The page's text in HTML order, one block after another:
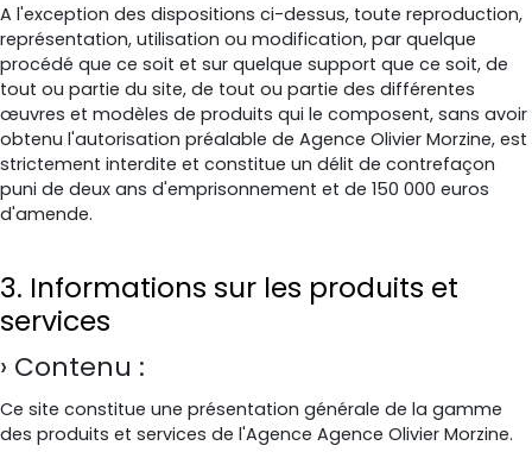
A l'exception des dispositions ci-dessus, toute reproduction,
représentation, utilisation ou modification, par quelque
procédé que ce soit et sur quelque support que ce soit, de
tout ou partie du site, de tout ou partie des différentes
œuvres et modèles de produits qui le composent, sans avoir
obtenu l'autorisation préalable de Agence Olivier Morzine, est
strictement interdite et constitue un délit de contrefaçon
puni de deux ans d'emprisonnement et de 150 000 euros
d'amende.
3. Informations sur les produits et
services
Contenu :
Ce site constitue une présentation générale de la gamme
des produits et services de l'Agence Agence Olivier Morzine.